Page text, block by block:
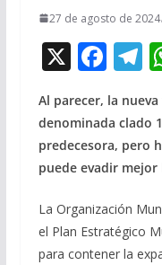
27 de agosto de 2024
X F
ac
e
b
o
o
k
T
e
a
Al parecer, la
denominada clado
predecesora, pero
puede evadir
La Organización
el Plan Estratégico
para contener la